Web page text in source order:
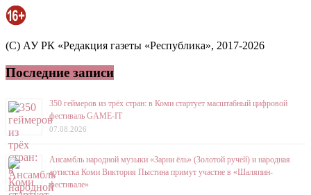
(C) АУ РК «Редакция газеты «Республика», 2017-2026
Последние записи
350 геймеров из трёх стран: в Коми стартует масштабный цифровой
фестиваль GAME-IT
07.08.2026
Ансамбль народной музыки «Зарни ёль» (Золотой ручей) и народная
артистка Коми Виктория Пыстина примут участие в «Шаляпин-
фестивале»